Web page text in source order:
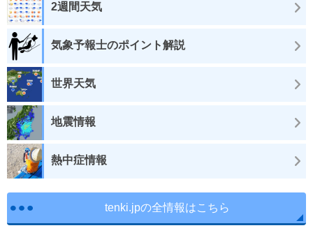
2週間天気
気象予報士のポイント解説
世界天気
地震情報
熱中症情報
tenki.jpの全情報はこちら